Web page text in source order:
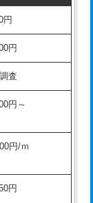
円
円
円
円+材料費
円
円
円
査
円～
円/ｍ
円